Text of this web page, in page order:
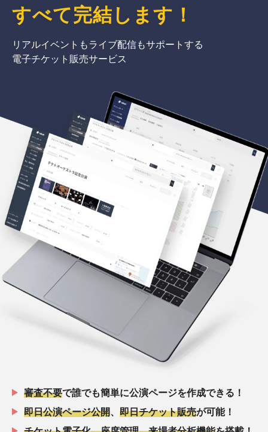
すべて完結 します ！
リアルイベントもライブ配信もサポートする
電子チケット販売サービス
審査不要で誰でも簡単に公演ページを作成できる！
即日公演ページ公開
即日チケット販売が可能！